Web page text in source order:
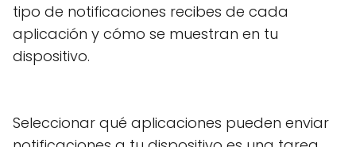
tipo de notificaciones recibes de cada
aplicación y cómo se muestran en tu
dispositivo.
Seleccionar qué aplicaciones pueden enviar